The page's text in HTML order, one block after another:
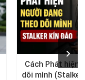
Cách Phát hiện
dõi mình